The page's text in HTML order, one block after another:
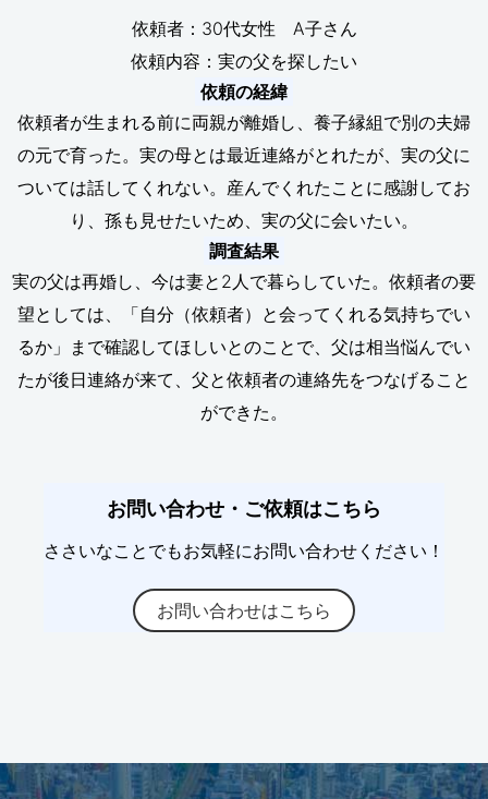
依頼者：30代女性 A子さん
依頼内容：実の父を探したい
依頼の経緯
依頼者が生まれる前に両親が離婚し、養子縁組で別の夫婦
の元で育った。実の母とは最近連絡がとれたが、実の父に
ついては話してくれない。産んでくれたことに感謝してお
り、孫も見せたいため、実の父に会いたい。
調査結果
実の父は再婚し、今は妻と2人で暮らしていた。依頼者の要
望としては、「自分（依頼者）と会ってくれる気持ちでい
るか」まで確認してほしいとのことで、父は相当悩んでい
たが後日連絡が来て、父と依頼者の連絡先をつなげること
ができた。
お問い合わせ・ご依頼はこちら
ささいなことでもお気軽にお問い合わせください！
お問い合わせはこちら